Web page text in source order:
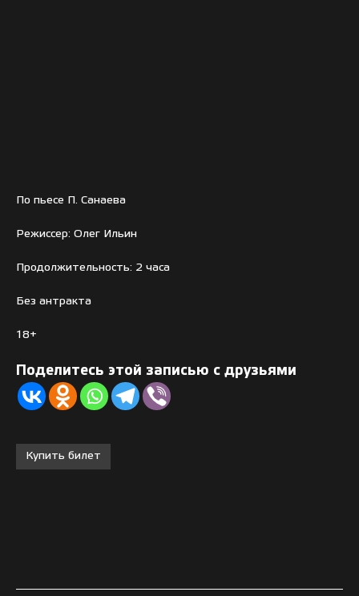
По пьесе П. Санаева
Режиссер: Олег Ильин
Продолжительность: 2 часа
Без антракта
18+
Поделитесь этой записью с друзьями
Купить билет